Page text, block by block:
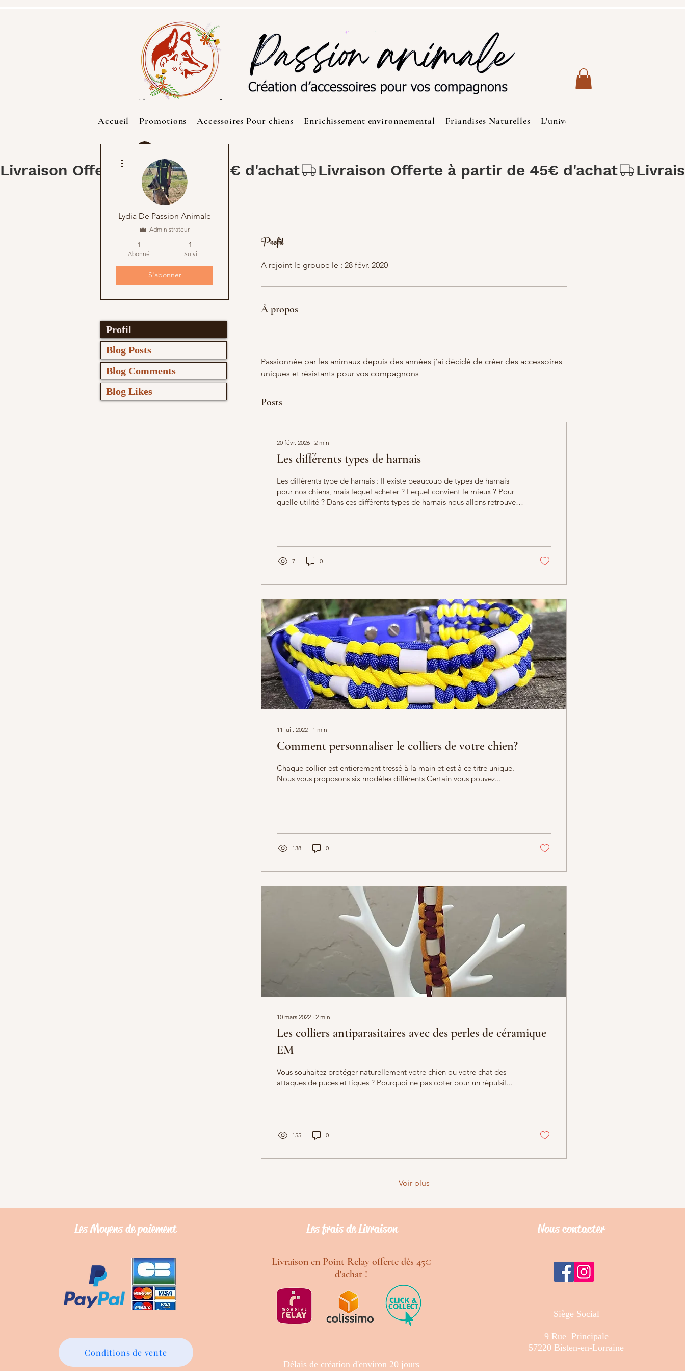
Accueil Promotions Accessoires Pour chiens Enrichissement environnemental Friandises Naturelles L'univers des Chats
Livraison Offerte à partir de 45€ d'achat
Profil
A rejoint le groupe le : 28 févr. 2020
À propos
Passionnée par les animaux depuis des années j’ai décidé de créer des accessoires
uniques et résistants pour vos compagnons
Posts
20 févr. 2026 ∙ 2 min
Les différents types de harnais
Les différents type de harnais : Il existe beaucoup de types de harnais
pour nos chiens, mais lequel acheter ? Lequel convient le mieux ? Pour
quelle utilité ? Dans ces différents types de harnais nous allons retrouver
mouvements dû au blocage des épaules ce qui peut aussi engendrer...
7 0
11 juil. 2022 ∙ 1 min
Comment personnaliser le colliers de votre chien?
Chaque collier est entierement tressé à la main et est à ce titre unique.
Nous vous proposons six modèles différents Certain vous pouvez...
138 0
10 mars 2022 ∙ 2 min
Les colliers antiparasitaires avec des perles de céramique
EM
Vous souhaitez protéger naturellement votre chien ou votre chat des
attaques de puces et tiques ? Pourquoi ne pas opter pour un répulsif...
155 0
Voir plus
Lydia De Passion Animale
Administrateur
1
Abonné
1
Suivi
S'abonner
Profil
Blog Posts
Blog Comments
Blog Likes
Les Moyens depaiement
Conditions de vente
Les frais de Livraison
Livraison en Point Relay offerte dès 45€
d'achat !
Délais de création d'environ 20 jours
Nous contacter
Siège Social
9 Rue Principale
57220 Bisten-en-Lorraine